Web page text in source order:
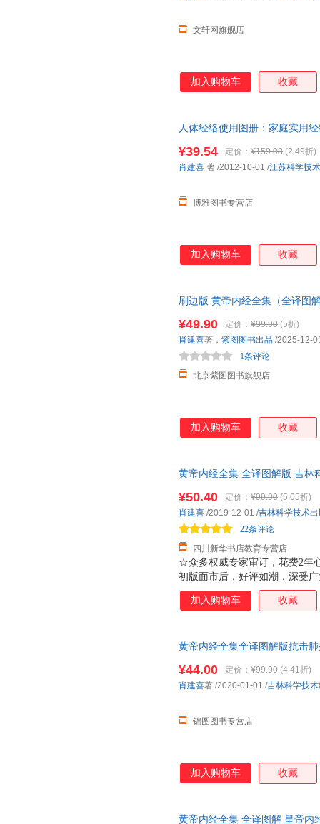
文轩网旗舰店
加入购物车 收藏
人体经络使用图册：家庭实用
¥39.54 定价： ¥159.08 (2.49折)
博雅图书专营店
肖建喜 著 /2012-10-01 /江苏科学技
加入购物车 收藏
刷边版 黄帝内经全集（全译图
¥49.90 定价： ¥99.90 (5折)
北京紫图图书旗舰店
1条评论
肖建喜著， 紫图图书出品 /2025-12-
加入购物车 收藏
黄帝内经全集 全译图解版 吉林
☆众多权威专家审订，花费2年
初版面市后，好评如潮，深受
中有少量内容较难理解，故对
主编进行重修，另聘请众多中
生做出了不可磨灭的贡献。它
不错过任何一处细节我们以权
全文用通俗易懂的语言进行精
¥50.40 定价： ¥99.90 (5.05折)
四川新华书店教育专营店
22条评论
肖建喜 /2019-12-01 /吉林科学技术
加入购物车 收藏
黄帝内经全集全译图解版抗击
¥44.00 定价： ¥99.90 (4.41折)
锦图图书专营店
肖建喜著 /2020-01-01 /吉林科学技
加入购物车 收藏
黄帝内经全集 全译图解 皇帝内